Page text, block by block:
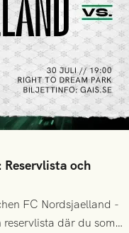
och
FC Nordsjaelland -
där du som